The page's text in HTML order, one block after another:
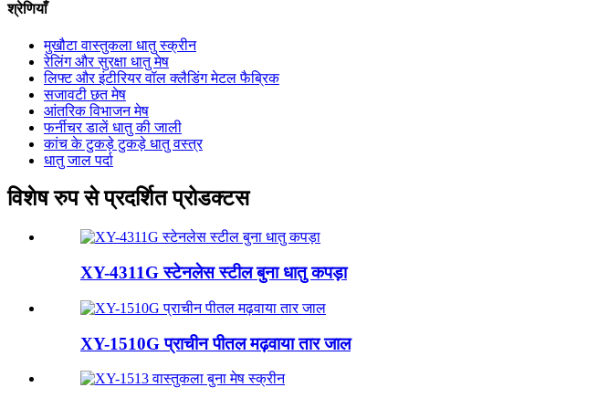
श्रेणियाँ
मुखौटा वास्तुकला धातु स्क्रीन
रेलिंग और सुरक्षा धातु मेष
लिफ्ट और इंटीरियर वॉल क्लैडिंग मेटल फैब्रिक
सजावटी छत मेष
आंतरिक विभाजन मेष
फर्नीचर डालें धातु की जाली
कांच के टुकड़े टुकड़े धातु वस्त्र
धातु जाल पर्दा
विशेष रुप से प्रदर्शित प्रोडक्टस
XY-4311G स्टेनलेस स्टील बुना धातु कपड़ा
XY-1510G प्राचीन पीतल मढ़वाया तार जाल